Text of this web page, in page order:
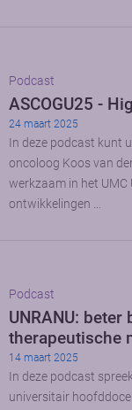
Podcast
ASCOGU25 -
24 maart 2025
In deze podcast kunt
oncoloog Koos van
werkzaam in het
ontwikkelingen …
Podcast
UNRANU:
therapeutische
14 maart 2025
In deze podcast
universitair